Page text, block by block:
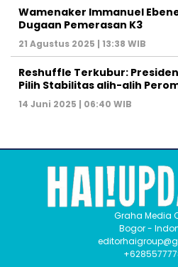
Wamenaker Immanuel
Dugaan Pemerasan K3
21 Agustus 2025 | 13:38 WIB
Reshuffle Terkubur:
Pilih Stabilitas alih-alih
14 Juni 2025 | 06:40 WIB
Graha Media
Bogor -